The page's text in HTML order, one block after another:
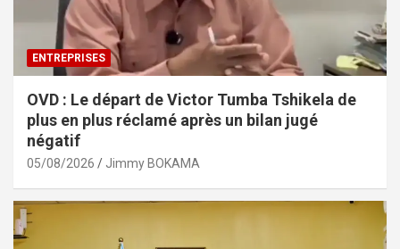
ENTREPRISES
OVD : Le départ de Victor Tumba Tshikela de
plus en plus réclamé après un bilan jugé
négatif
05/08/2026 Jimmy BOKAMA